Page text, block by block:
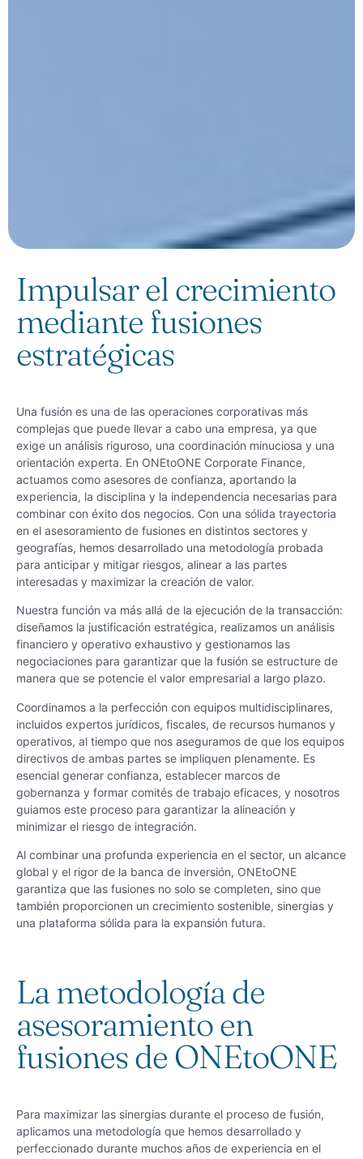
Impulsar el crecimiento
mediante fusiones
estratégicas
Una fusión es una de las operaciones corporativas más
complejas que puede llevar a cabo una empresa, ya que
exige un análisis riguroso, una coordinación minuciosa y una
orientación experta. En ONEtoONE Corporate Finance,
actuamos como asesores de confianza, aportando la
experiencia, la disciplina y la independencia necesarias para
combinar con éxito dos negocios. Con una sólida trayectoria
en el asesoramiento de fusiones en distintos sectores y
geografías, hemos desarrollado una metodología probada
para anticipar y mitigar riesgos, alinear a las partes
interesadas y maximizar la creación de valor.
Nuestra función va más allá de la ejecución de la transacción:
diseñamos la justificación estratégica, realizamos un análisis
financiero y operativo exhaustivo y gestionamos las
negociaciones para garantizar que la fusión se estructure de
manera que se potencie el valor empresarial a largo plazo.
Coordinamos a la perfección con equipos multidisciplinares,
incluidos expertos jurídicos, fiscales, de recursos humanos y
operativos, al tiempo que nos aseguramos de que los equipos
directivos de ambas partes se impliquen plenamente. Es
esencial generar confianza, establecer marcos de
gobernanza y formar comités de trabajo eficaces, y nosotros
guiamos este proceso para garantizar la alineación y
minimizar el riesgo de integración.
Al combinar una profunda experiencia en el sector, un alcance
global y el rigor de la banca de inversión, ONEtoONE
garantiza que las fusiones no solo se completen, sino que
también proporcionen un crecimiento sostenible, sinergias y
una plataforma sólida para la expansión futura.
La metodología de
asesoramiento en
fusiones de ONEtoONE
Para maximizar las sinergias durante el proceso de fusión,
aplicamos una metodología que hemos desarrollado y
perfeccionado durante muchos años de experiencia en el